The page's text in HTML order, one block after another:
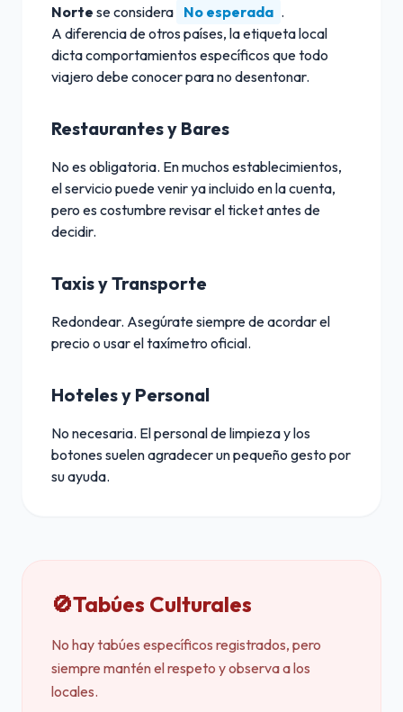
Norte se considera No esperada .
A diferencia de otros países, la etiqueta local
dicta comportamientos específicos que todo
viajero debe conocer para no desentonar.
Restaurantes y Bares
No es obligatoria. En muchos establecimientos,
el servicio puede venir ya incluido en la cuenta,
pero es costumbre revisar el ticket antes de
decidir.
Taxis y Transporte
Redondear. Asegúrate siempre de acordar el
precio o usar el taxímetro oficial.
Hoteles y Personal
No necesaria. El personal de limpieza y los
botones suelen agradecer un pequeño gesto por
su ayuda.
🚫Tabúes Culturales
No hay tabúes específicos registrados, pero
siempre mantén el respeto y observa a los
locales.